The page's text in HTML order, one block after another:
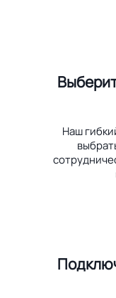
Наш